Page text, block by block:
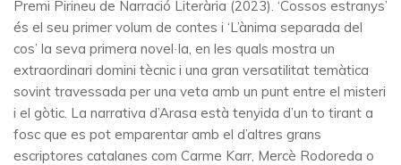
Premi Pirineu de Narració Literària (2023). ‘Cossos estranys’
és el seu primer volum de contes i ‘L’ànima separada del
cos’ la seva primera novel·la, en les quals mostra un
extraordinari domini tècnic i una gran versatilitat temàtica
sovint travessada per una veta amb un punt entre el misteri
i el gòtic. La narrativa d’Arasa està tenyida d’un to tirant a
fosc que es pot emparentar amb el d’altres grans
escriptores catalanes com Carme Karr, Mercè Rodoreda o